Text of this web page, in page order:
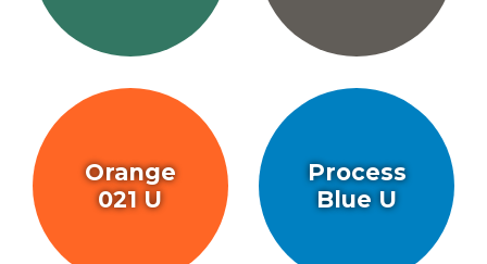
Orange
021 U
Process
Blue U